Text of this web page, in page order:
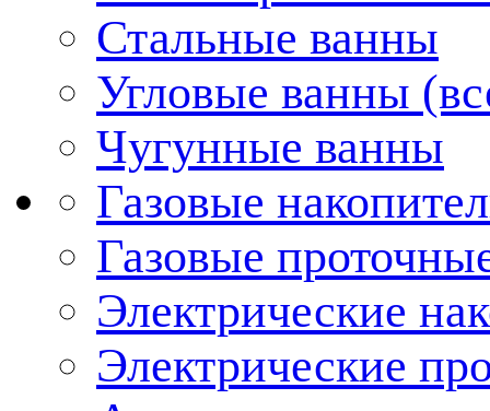
Стальные ванны
Угловые ванны
Чугунные ванны
Газовые
Газовые
Электрические
Электрические